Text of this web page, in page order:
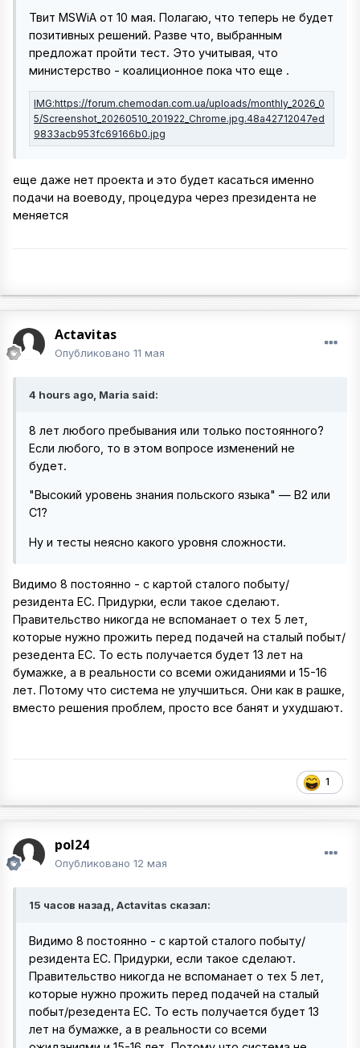
Твит MSWiA от 10 мая. Полагаю, что теперь не будет
позитивных решений. Разве что, выбранным
предложат пройти тест. Это учитывая, что
министерство - коалиционное пока что еще .
еще даже нет проекта и это будет касаться именно
подачи на воеводу, процедура через президента не
меняется
Actavitas
Опубликовано 11 мая
4 hours ago, Maria said:
8 лет любого пребывания или только постоянного?
Если любого, то в этом вопросе изменений не
будет.
"Высокий уровень знания польского языка" — B2 или
C1?
Ну и тесты неясно какого уровня сложности.
Видимо 8 постоянно - с картой сталого побыту/
резидента ЕС. Придурки, если такое сделают.
Правительство никогда не вспоманает о тех 5 лет,
которые нужно прожить перед подачей на сталый побыт/
резедента ЕС. То есть получается будет 13 лет на
бумажке, а в реальности со всеми ожиданиями и 15-16
лет. Потому что система не улучшиться. Они как в рашке,
вместо решения проблем, просто все банят и ухудшают.
1
pol24
Опубликовано 12 мая
15 часов назад, Actavitas сказал:
Видимо 8 постоянно - с картой сталого побыту/
резидента ЕС. Придурки, если такое сделают.
Правительство никогда не вспоманает о тех 5 лет,
которые нужно прожить перед подачей на сталый
побыт/резедента ЕС. То есть получается будет 13
лет на бумажке, а в реальности со всеми